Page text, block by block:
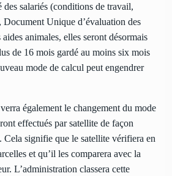
salariés (conditions de travail,
Document Unique d’évaluation des
animales, elles seront désormais
de 16 mois gardé au moins six mois
mode de calcul peut engendrer
également le changement du mode
effectués par satellite de façon
Cela signifie que le satellite vérifiera en
et qu’il les comparera avec la
L’administration classera cette